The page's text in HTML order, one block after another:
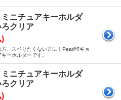
ニチュアキーホルダ
クリア
)
方、スベりたくない方に！Pearl印ギョ
ーホルダーです。
ニチュアキーホルダ
クリア
)